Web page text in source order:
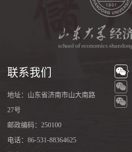
联系我们
地址：山东省济南市山大南路
27号
邮政编码：250100
电话：86-531-88364625